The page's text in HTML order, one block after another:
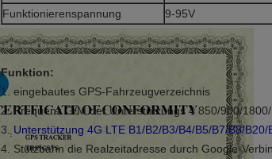
Funktionierenspannung
9-95V
Funktion:
1. eingebautes GPS-Fahrzeugverzeichnis
2. Frequenz G/M der Unterstützungs 4 850/900/
3. Unterstützung 4G LTE B1/B2/B3/B4/B5/B7/B8/B20/
4. Stützbahn die Realzeitadresse durch Google-